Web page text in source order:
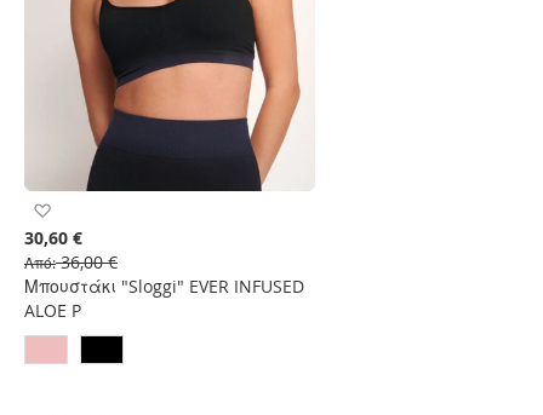
στη
Λίστα
Επιθυμιών
Μπουστάκι "Sloggi" EVER INFUSED
ALOE P
30,60 €
Από 36,00 €